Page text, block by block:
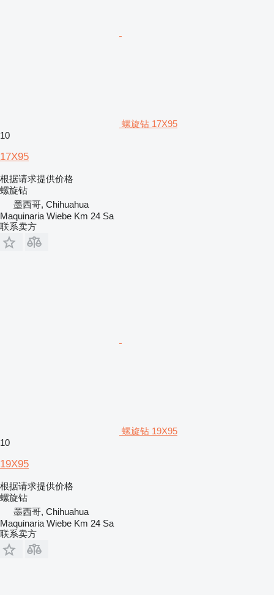
螺旋钻 17X95
10
17X95
根据请求提供价格
螺旋钻
墨西哥, Chihuahua
Maquinaria Wiebe Km 24 Sa
联系卖方
螺旋钻 19X95
10
19X95
根据请求提供价格
螺旋钻
墨西哥, Chihuahua
Maquinaria Wiebe Km 24 Sa
联系卖方